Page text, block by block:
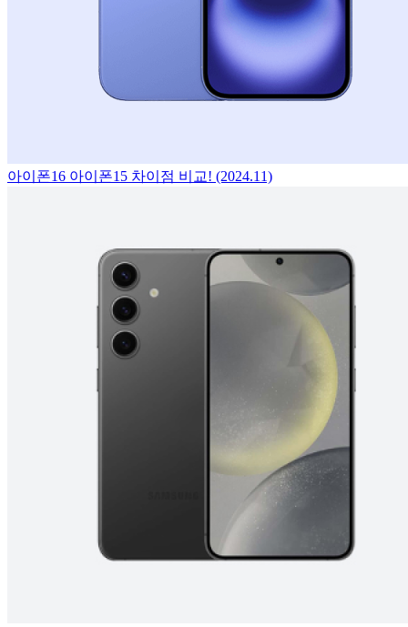
아이폰16 아이폰15 차이점 비교! (2024.11)